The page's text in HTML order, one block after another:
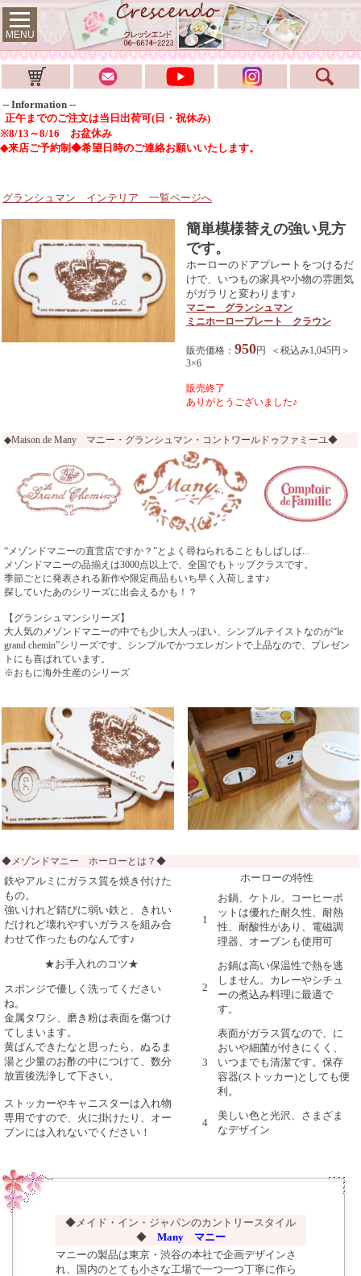
MENU
-- Information --
正午までのご注文は当日出荷可(日・祝休み)
※8/13～8/16 お盆休み
◆来店ご予約制◆希望日時のご連絡お願いいたします。
グランシュマン インテリア 一覧ページへ
簡単模様替えの強い見方
です。
ホーローのドアプレートをつけるだ
けで、いつもの家具や小物の雰囲気
がガラリと変わります♪
マニー グランシュマン
ミニホーロープレート クラウン
販売価格： 950円 ＜税込み1,045円＞
3×6
販売終了
ありがとうございました♪
◆Maison de Many マニー・グランシュマン・コントワールドゥファミーユ◆
“メゾンドマニーの直営店ですか？”とよく尋ねられることもしばしば...
メゾンドマニーの品揃えは3000点以上で、全国でもトップクラスです。
季節ごとに発表される新作や限定商品もいち早く入荷します♪
探していたあのシリーズに出会えるかも！？
【グランシュマンシリーズ】
大人気のメゾンドマニーの中でも少し大人っぽい、シンプルテイストなのが“le
grand chemin”シリーズです。シンプルでかつエレガントで上品なので、プレゼン
トにも喜ばれています。
※おもに海外生産のシリーズ
◆メゾンドマニー ホーローとは？◆
鉄やアルミにガラス質を焼き付けた
もの。
強いけれど錆びに弱い鉄と、きれい
だけれど壊れやすいガラスを組み合
わせて作ったものなんです♪
★お手入れのコツ★
スポンジで優しく洗ってください
ね。
金属タワシ、磨き粉は表面を傷つけ
てしまいます。
黄ばんできたなと思ったら、ぬるま
湯と少量のお酢の中につけて、数分
放置後洗浄して下さい。
ストッカーやキャニスターは入れ物
専用ですので、火に掛けたり、オー
ブンには入れないでください！
ホーローの特性
1
お鍋、ケトル、コーヒーポ
ットは優れた耐久性、耐熱
性、耐酸性があり、電磁調
理器、オーブンも使用可
2
お鍋は高い保温性で熱を逃
しません。カレーやシチュ
ーの煮込み料理に最適で
す。
3
表面がガラス質なので、に
おいや細菌が付きにくく、
いつまでも清潔です。保存
容器(ストッカー)としても便
利。
4
美しい色と光沢、さまざま
なデザイン
◆メイド・イン・ジャパンのカントリースタイル
◆ Many マニー
マニーの製品は東京・渋谷の本社で企画デザインさ
れ、国内のとても小さな工場で一つ一つ丁寧に作ら